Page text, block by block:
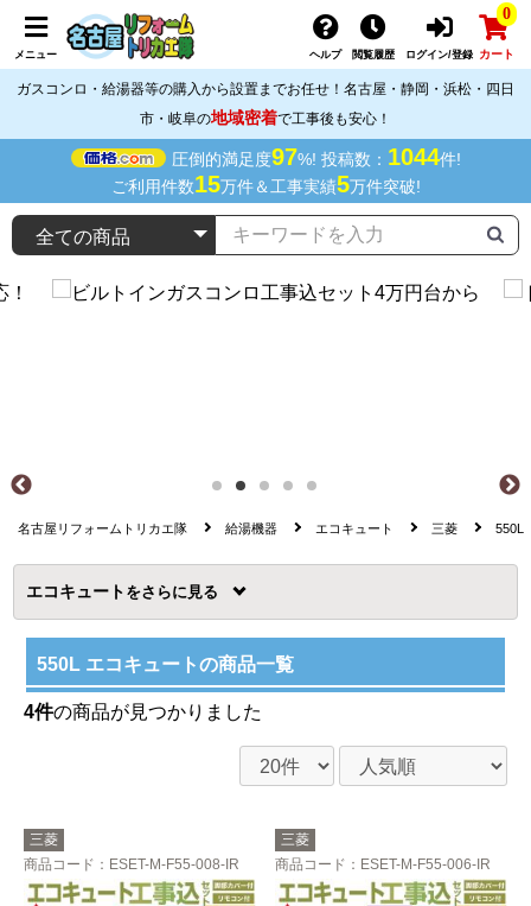
メニュー ヘルプ 閲覧履歴 ログイン/登録
0
カート
ガスコンロ・給湯器等の購入から設置までお任せ！名古屋・静岡・浜松・四日
市・岐阜の地域密着で工事後も安心！
圧倒的満足度97%! 投稿数： 1044件!
ご利用件数15万件＆工事実績5万件突破!
名古屋リフォームトリカエ隊 給湯機器 エコキュート 三菱 550L
エコキュート を
550L エコキュートの商品一覧
4件の商品が見つかりました
三菱
商品コード ：ESET-M-F55-008-IR
三菱
商品コード ：ESET-M-F55-006-IR